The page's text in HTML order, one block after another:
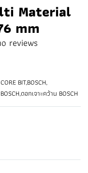
Material
mm
reviews
BIT,BOSCH,
,ดอกเจาะคว้าน BOSCH